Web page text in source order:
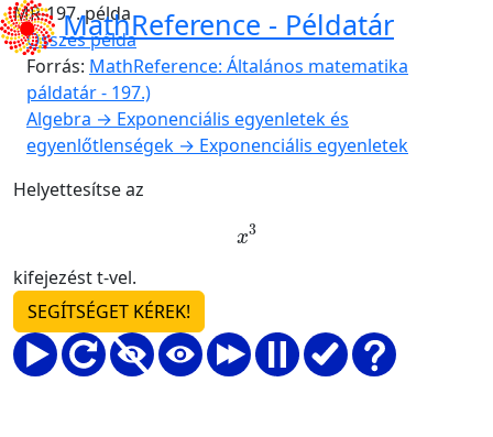
MathReference - Példatár
MR-197. példa
Összes példa
Forrás: MathReference: Általános matematika
páldatár - 197.)
Algebra → Exponenciális egyenletek és
egyenlőtlenségek → Exponenciális egyenletek
Helyettesítse az
3
kifejezést t-vel.
SEGÍTSÉGET KÉREK!